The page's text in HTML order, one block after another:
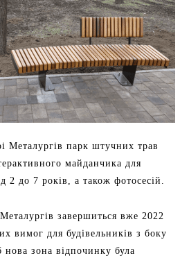
Металургів парк штучних трав
майданчика для
2 до 7 років, а також фотосесій.
завершиться вже 2022
вимог для будівельників з боку
зона відпочинку була